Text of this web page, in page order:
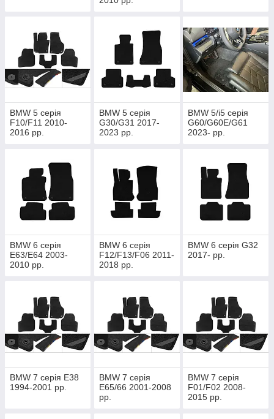
BMW 5 серія
F10/F11 2010-
2016 рр.
BMW 5 серія
G30/G31 2017-
2023 рр.
BMW 5/i5 серія
G60/G60E/G61
2023- рр.
BMW 6 серія
E63/E64 2003-
2010 рр.
BMW 6 серія
F12/F13/F06 2011-
2018 рр.
BMW 6 серія G32
2017- рр.
BMW 7 серія E38
1994-2001 рр.
BMW 7 серія
E65/66 2001-2008
рр.
BMW 7 серія
F01/F02 2008-
2015 рр.